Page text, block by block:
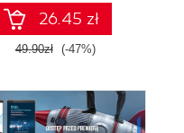
26.45 zł
49.90zł (-47%)